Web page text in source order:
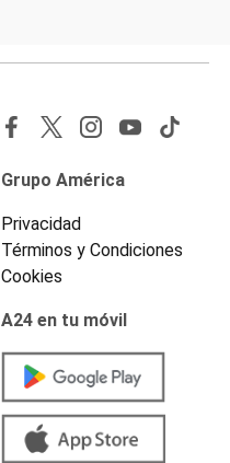
Grupo América
Privacidad
Términos y Condiciones
Cookies
A24 en tu móvil